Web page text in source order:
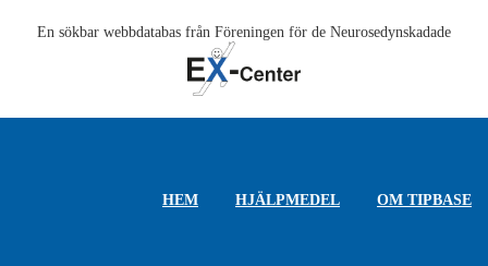
En sökbar webbdatabas från Föreningen för de Neurosedynskadade
HEM HJÄLPMEDEL OM TIPBASE